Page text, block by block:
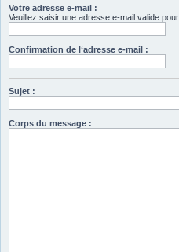
Votre adresse e-mail :
Veuillez saisir une adresse e-mail valide
Confirmation de l‘adresse e-mail :
Sujet :
Corps du message :